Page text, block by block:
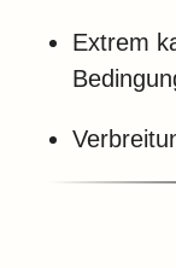
Extrem